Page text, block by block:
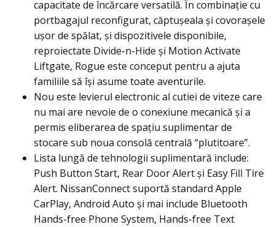
capacitate de încărcare versatilă. În combinație cu
portbagajul reconfigurat, căptușeala și covorașele
ușor de spălat, și dispozitivele disponibile,
reproiectate Divide-n-Hide și Motion Activate
Liftgate, Rogue este conceput pentru a ajuta
familiile să își asume toate aventurile.
Nou este levierul electronic al cutiei de viteze care
nu mai are nevoie de o conexiune mecanică şi a
permis eliberarea de spațiu suplimentar de
stocare sub noua consolă centrală “plutitoare”.
Lista lungă de tehnologii suplimentară include:
Push Button Start, Rear Door Alert şi Easy Fill Tire
Alert. NissanConnect suportă standard Apple
CarPlay, Android Auto şi mai include Bluetooth
Hands-free Phone System, Hands-free Text